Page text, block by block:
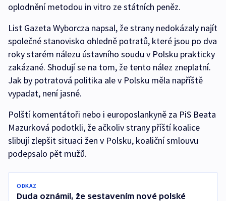
oplodnění metodou in vitro ze státních peněz.
List Gazeta Wyborcza napsal, že strany nedokázaly najít
společné stanovisko ohledně potratů, které jsou po dva
roky starém nálezu ústavního soudu v Polsku prakticky
zakázané. Shodují se na tom, že tento nález zneplatní.
Jak by potratová politika ale v Polsku měla napříště
vypadat, není jasné.
Polští komentátoři nebo i europoslankyně za PiS Beata
Mazurková podotkli, že ačkoliv strany příští koalice
slibují zlepšit situaci žen v Polsku, koaliční smlouvu
podepsalo pět mužů.
ODKAZ
Duda oznámil, že sestavením nové polské